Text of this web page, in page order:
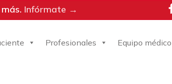
Infórmate →
Profesionales Equipo médico